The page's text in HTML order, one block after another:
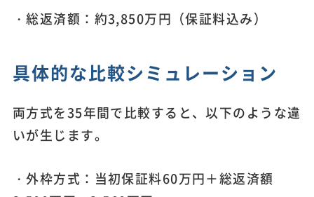
・総返済額：約3,850万円（保証料込み）
具体的な比較シミュレーション
両方式を35年間で比較すると、以下のような違
いが生じます。
・外枠方式：当初保証料60万円＋総返済額